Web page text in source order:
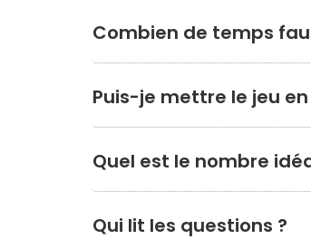
Combien de temps
Puis-je mettre le jeu
Quel est le nombre
Qui lit les questions ?